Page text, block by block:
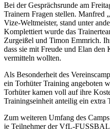
Bei der Gesprächsrunde am
Trainern Fragen stellen. Manfred
Vize-Weltmeister, stand unter
Komplettiert wurde das
Zurgeißel und Timon Emmrich.
dass sie mit Freude und Elan
vermitteln wollten.
Als Besonderheit des
ein Torhüter Training angeboten
Torhüter kamen voll auf ihre
Trainingseinheit anteilig ein extra
Zum weiteren Umfang des
je Teilnehmer der VfL-